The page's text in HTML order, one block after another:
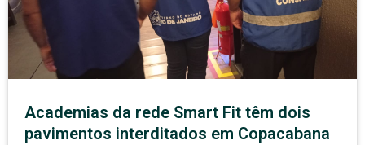
Academias da rede Smart Fit têm dois
pavimentos interditados em Copacabana